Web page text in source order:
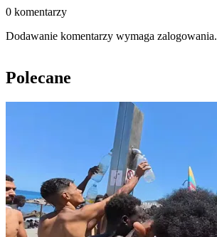
0 komentarzy
Dodawanie komentarzy wymaga zalogowania.
Polecane